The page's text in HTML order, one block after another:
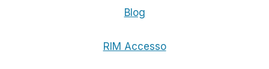
Blog
RIM Accesso